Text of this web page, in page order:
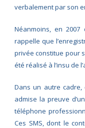
verbalement par son
Néanmoins, en
rappelle que
privée constitue pour
été réalisé à l’insu de
Dans un autre cadre,
admise la preuve
téléphone
Ces SMS, dont le